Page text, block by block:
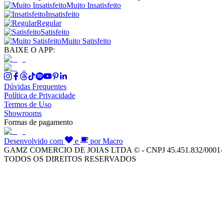
Muito Insatisfeito
Insatisfeito
Regular
Satisfeito
Muito Satisfeito
BAIXE O APP:
Dúvidas Frequentes
Política de Privacidade
Termos de Uso
Showrooms
Formas de pagamento
Desenvolvido com e
por Macro
GAMZ COMERCIO DE JOIAS LTDA © - CNPJ 45.451.832/
TODOS OS DIREITOS RESERVADOS